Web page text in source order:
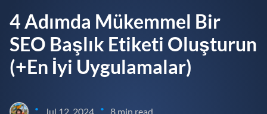
4 Adımda Mükemmel Bir
SEO Başlık Etiketi Oluşturun
(+En İyi Uygulamalar)
• Jul 12, 2024 • 8 min read